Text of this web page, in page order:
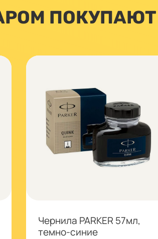
ПОКУПАЮТ
Чернила PARKER 57мл,
темно-синие